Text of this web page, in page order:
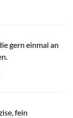
gern einmal an
fein